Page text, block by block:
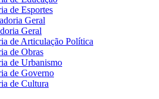
de Esportes
Geral
Geral
de Articulação Política
de Obras
de Urbanismo
de Governo
de Cultura